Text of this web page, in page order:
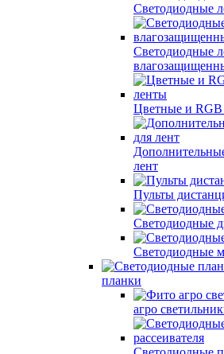
Светодиодные
Светодиодные
Цветные и RGB
лент
Пульты
Светодиодные
Светодиодные
планки
агро